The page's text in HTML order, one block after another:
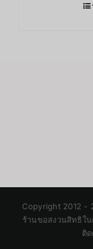
Copyright 2012 -
ร้านขอสงวนสิทธิใ
ติ